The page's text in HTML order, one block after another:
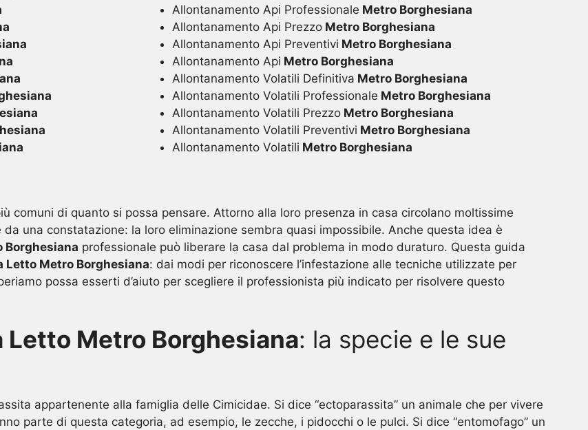
Allontanamento Api Professionale Metro Borghesiana
Allontanamento Api Prezzo Metro Borghesiana
Allontanamento Api Preventivi Metro Borghesiana
Allontanamento Api Metro Borghesiana
Allontanamento Volatili Definitiva Metro Borghesiana
Allontanamento Volatili Professionale Metro Borghesiana
Allontanamento Volatili Prezzo Metro Borghesiana
Allontanamento Volatili Preventivi Metro Borghesiana
Allontanamento Volatili Metro Borghesiana
comuni di quanto si possa pensare. Attorno alla loro presenza in casa circolano moltissime
una constatazione: la loro eliminazione sembra quasi impossibile. Anche questa idea è
Borghesiana professionale può liberare la casa dal problema in modo duraturo. Questa guida
Letto Metro Borghesiana: dai modi per riconoscere l’infestazione alle tecniche utilizzate per
possa esserti d’aiuto per scegliere il professionista più indicato per risolvere questo
Metro Borghesiana: la specie e le sue
appartenente alla famiglia delle Cimicidae. Si dice “ectoparassita” un animale che per vivere
parte di questa categoria, ad esempio, le zecche, i pidocchi o le pulci. Si dice “entomofago” un